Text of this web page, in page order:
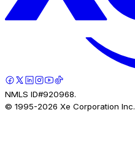
NMLS ID#920968.
© 1995-2026 Xe Corporation Inc.